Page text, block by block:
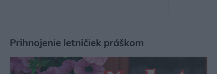
Prihnojenie letničiek práškom